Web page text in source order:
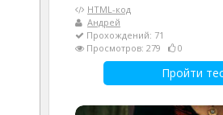
HTML-код
Андрей
Прохождений: 71
Просмотров: 279
0
Пройти